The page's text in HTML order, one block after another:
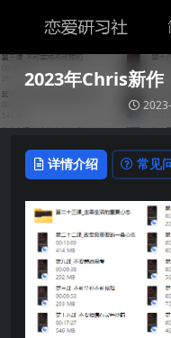
2023年Chris新作
详情介绍 常见